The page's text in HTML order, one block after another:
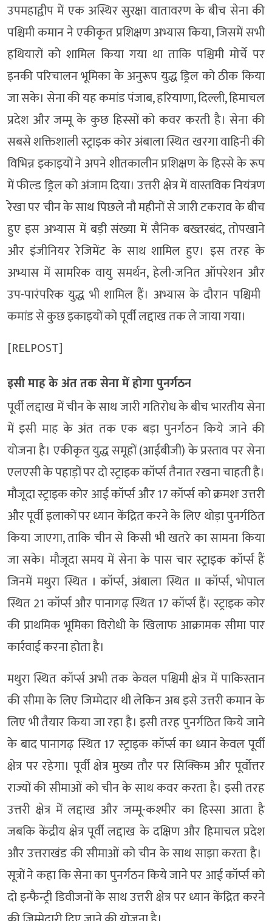
उपमहाद्वीप में एक अस्थिर सुरक्षा वातावरण के बीच​ ​सेना की
पश्चिमी कमान ने एकीकृत प्रशिक्षण अभ्यास किया, जिसमें ​​सभी
हथियारों को शामिल किया गया था ताकि पश्चिमी मोर्चे ​पर
इनकी ​​​परिचालन भूमिका के अनुरूप ​​युद्ध ड्रिल को ठीक किया
जा सके।​ सेना की यह कमांड पंजाब, हरियाणा, दिल्ली, हिमाचल
प्रदेश और जम्मू के कुछ हिस्सों को कवर ​करती ​है। सेना की
सबसे शक्तिशाली ​स्ट्राइक कोर ​अंबाला स्थित खरगा वाहिनी​ ​की
विभिन्न इकाइयों ने अपने शीतकालीन प्रशिक्षण के हिस्से के रूप
में​ ​फील्ड ड्रिल को अंजाम दिया। ​उत्तरी क्षेत्र में वास्तविक नियंत्रण
रेखा ​पर चीन के साथ ​पिछले नौ महीनों से जारी टकराव ​के बीच
हुए इस अभ्यास में बड़ी संख्या में ​सैनिक बख्तरबंद, तोपखाने
और इंजीनियर ​रेजिमेंट के साथ शामिल हुए। ​इस तरह के
अभ्यास में सामरिक वायु समर्थन, हेली-जनित ऑपरेशन और
उप-पारंपरिक युद्ध भी शामिल हैं। ​​अभ्यास के दौरान ​​​पश्चिमी ​
कमांड से ​​कुछ इकाइयों को पूर्वी लद्दाख तक ले जाया गया। ​
[RELPOST]
इसी माह के अंत तक ​सेना में होगा ​पुनर्गठन​
पूर्वी लद्दाख में चीन के साथ जारी गतिरोध के बीच भारतीय सेना
में ​​इसी माह के अंत तक एक बड़ा पुनर्गठन किये जाने की
योजना है। एकीकृत युद्ध समूहों (आईबीजी) के प्रस्ताव पर सेना
एलएसी के पहाड़ों पर दो स्ट्राइक कॉर्प्स तैनात रखना चाहती है।
मौजूदा स्ट्राइक कोर आई कॉर्प्स और 17 कॉर्प्स को क्रमशः उत्तरी
और पूर्वी इलाकों पर ध्यान केंद्रित करने के लिए थोड़ा पुनर्गठित
किया जाएगा, ताकि चीन से किसी भी खतरे का सामना किया
जा सके। मौजूदा समय में सेना के पास चार स्ट्राइक कॉर्प्स हैं
जिनमें मथुरा स्थित I कॉर्प्स, अंबाला स्थित II कॉर्प्स, भोपाल
स्थित 21 कॉर्प्स और पानागढ़ स्थित 17 कॉर्प्स हैं। स्ट्राइक कोर
की प्राथमिक भूमिका विरोधी के खिलाफ आक्रामक सीमा पार
कार्रवाई करना होता है।
मथुरा स्थित कॉर्प्स अभी तक केवल पश्चिमी क्षेत्र में पाकिस्तान
की सीमा के लिए जिम्मेदार थी लेकिन अब इसे उत्तरी कमान के
लिए भी तैयार किया जा रहा है। इसी तरह पुनर्गठित किये जाने
के बाद पानागढ़ स्थित 17 स्ट्राइक कॉर्प्स का ध्यान केवल पूर्वी
क्षेत्र पर रहेगा। पूर्वी क्षेत्र मुख्य तौर पर सिक्किम और पूर्वोत्तर
राज्यों की सीमाओं को चीन के साथ कवर करता है। इसी तरह
उत्तरी क्षेत्र में लद्दाख और जम्मू-कश्मीर का हिस्सा आता है
जबकि केंद्रीय क्षेत्र पूर्वी लद्दाख के दक्षिण और हिमाचल प्रदेश
और उत्तराखंड की सीमाओं को चीन के साथ साझा करता है।​ ​
सूत्रों ने कहा कि सेना का पुनर्गठन किये जाने पर आई कॉर्प्स को
दो इन्फैन्ट्री डिवीजनों के साथ उत्तरी क्षेत्र पर ध्यान केंद्रित करने